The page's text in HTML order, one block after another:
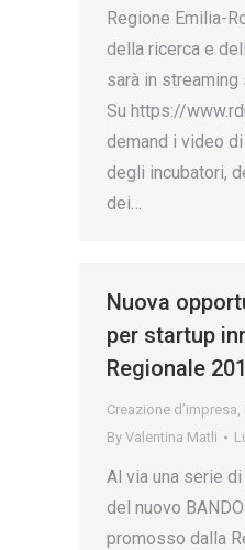
Regione Emilia-
della ricerca e
sarà in
Su https://
demand i video
degli incubatori,
dei…
Nuova
per startup
Regionale
Creazione d’impresa,
By Valentina Matli
Al via una serie
del nuovo
promosso dalla